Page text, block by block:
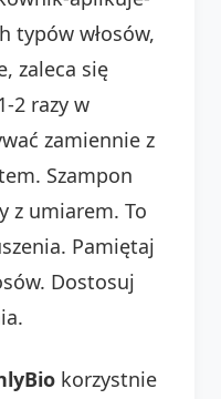
typów włosów,
zaleca się
2 razy w
zamiennie z
Szampon
z umiarem. To
Pamiętaj
Dostosuj
korzystnie